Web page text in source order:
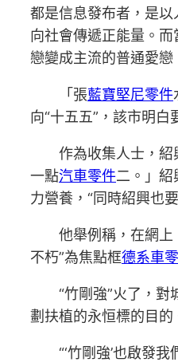
都是信息發布者，是
向社會傳遞正能量。
戀變成主流的普通愛戀
「張藍寶堅尼零件
向“十五五”，該市明
作為收集人士，
一點汽車零件二。」紹
力營養，“同時紹興也
他舉例稱，在網上
不朽”為焦點框德系車
“竹剛強”火了，
劃扶植的永恒標的目
“‘竹剛強’也啟發